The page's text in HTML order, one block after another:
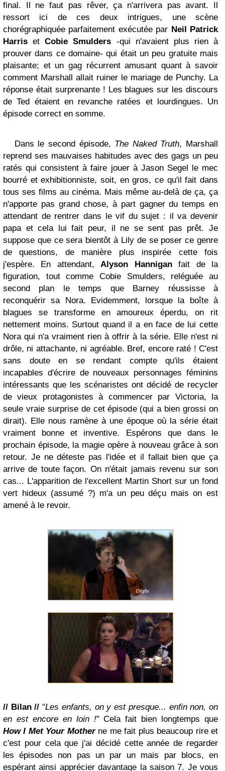
final. Il ne faut pas rêver, ça n'arrivera pas avant. Il
ressort ici de ces deux intrigues, une scène
chorégraphiquée parfaitement exécutée par Neil Patrick
Harris etCobie Smulders -qui n'avaient plus rien à
prouver dans ce domaine- qui était un peu gratuite mais
plaisante; et un gag récurrent amusant quant à savoir
comment Marshall allait ruiner le mariage de Punchy. La
réponse était surprenante ! Les blagues sur les discours
de Ted étaient en revanche ratées et lourdingues. Un
épisode correct en somme.
Dans le second épisode, The Naked Truth, Marshall
reprend ses mauvaises habitudes avec des gags un peu
ratés qui consistent à faire jouer à Jason Segel le mec
bourré et exhibitionniste, soit, en gros, ce qu'il fait dans
tous ses films au cinéma. Mais même au-delà de ça, ça
n'apporte pas grand chose, à part gagner du temps en
attendant de rentrer dans le vif du sujet : il va devenir
papa et cela lui fait peur, il ne se sent pas prêt. Je
suppose que ce sera bientôt à Lily de se poser ce genre
de questions, de manière plus inspirée cette fois
j'espère. En attendant,Alyson Hanniganfait de la
figuration, tout comme Cobie Smulders, reléguée au
second plan le temps que Barney réussisse à
reconquérir sa Nora. Evidemment, lorsque la boîte à
blagues se transforme en amoureux éperdu, on rit
nettement moins. Surtout quand il a en face de lui cette
Nora qui n'a vraiment rien à offrir à la série. Elle n'est ni
drôle, ni attachante, ni agréable. Bref, encore raté ! C'est
sans doute en se rendant compte qu'ils étaient
incapables d'écrire de nouveaux personnages féminins
intéressants que les scénaristes ont décidé de recycler
de vieux protagonistes à commencer par Victoria, la
seule vraie surprise de cet épisode (qui a bien grossi on
dirait). Elle nous ramène à une époque où la série était
vraiment bonne et inventive. Espérons que dans le
prochain épisode, la magie opère à nouveau grâce à son
retour. Je ne déteste pas l'idée et il fallait bien que ça
arrive de toute façon. On n'était jamais revenu sur son
cas... L'apparition de l'excellent Martin Short sur un fond
vert hideux (assumé ?) m'a un peu déçu mais on est
amené à le revoir.
// Bilan //"Les enfants, on y est presque... enfin non, on
en est encore en loin !" Cela fait bien longtemps que
How I Met Your Motherne me fait plus beaucoup rire et
c'est pour cela que j'ai décidé cette année de regarder
les épisodes non pas un par un mais par blocs, en
espérant ainsi apprécier davantage la saison 7. Je vous